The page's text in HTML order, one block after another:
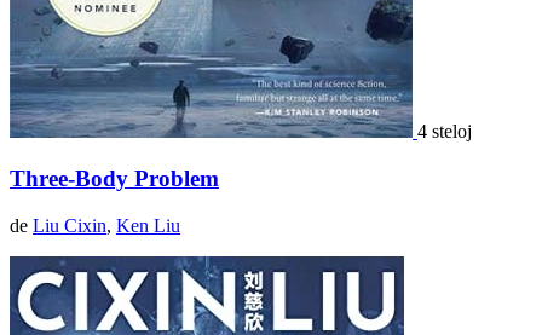
4 steloj
Three-Body Problem
de Liu Cixin, Ken Liu